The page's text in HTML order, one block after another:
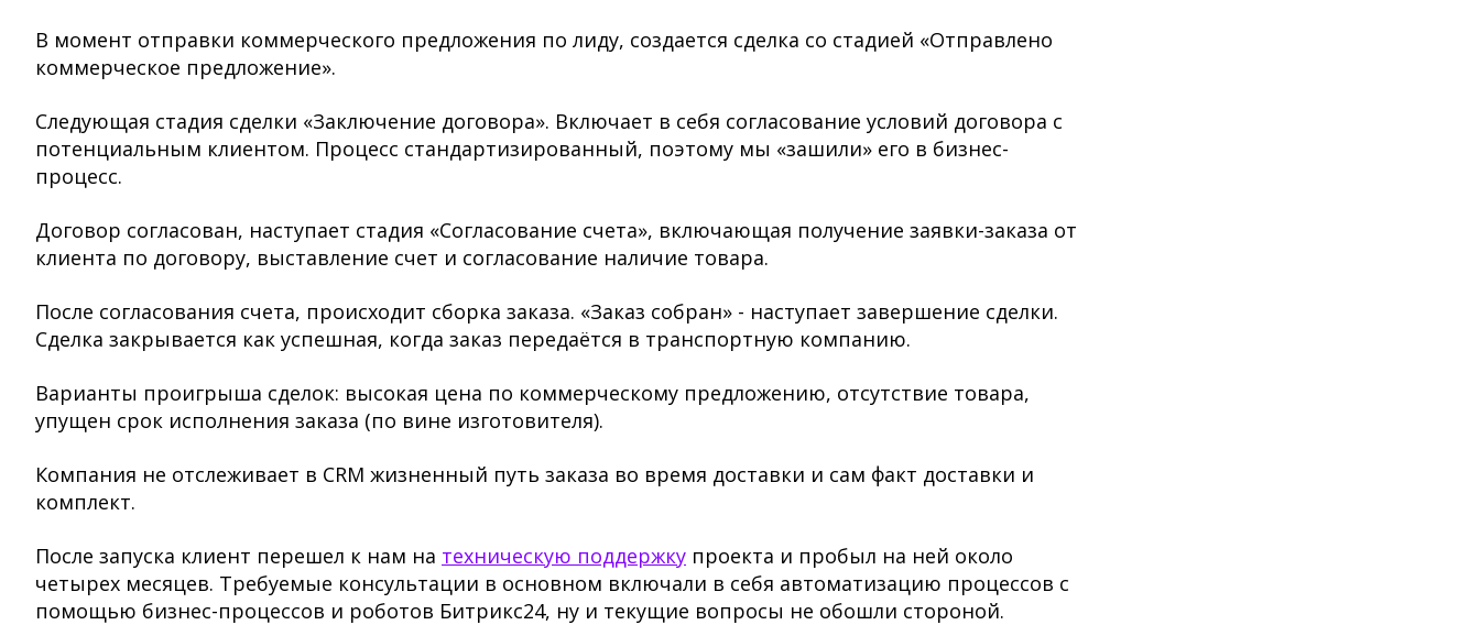
В момент отправки коммерческого предложения по лиду, создается сделка со стадией «Отправлено
коммерческое предложение».
Следующая стадия сделки «Заключение договора». Включает в себя согласование условий договора с
потенциальным клиентом. Процесс стандартизированный, поэтому мы «зашили» его в бизнес-
процесс.
Договор согласован, наступает стадия «Согласование счета», включающая получение заявки-заказа от
клиента по договору, выставление счет и согласование наличие товара.
После согласования счета, происходит сборка заказа. «Заказ собран» - наступает завершение сделки.
Сделка закрывается как успешная, когда заказ передаётся в транспортную компанию.
Варианты проигрыша сделок: высокая цена по коммерческому предложению, отсутствие товара,
упущен срок исполнения заказа (по вине изготовителя).
Компания не отслеживает в CRM жизненный путь заказа во время доставки и сам факт доставки и
комплект.
После запуска клиент перешел к нам на техническую поддержку проекта и пробыл на ней около
четырех месяцев. Требуемые консультации в основном включали в себя автоматизацию процессов с
помощью бизнес-процессов и роботов Битрикс24, ну и текущие вопросы не обошли стороной.